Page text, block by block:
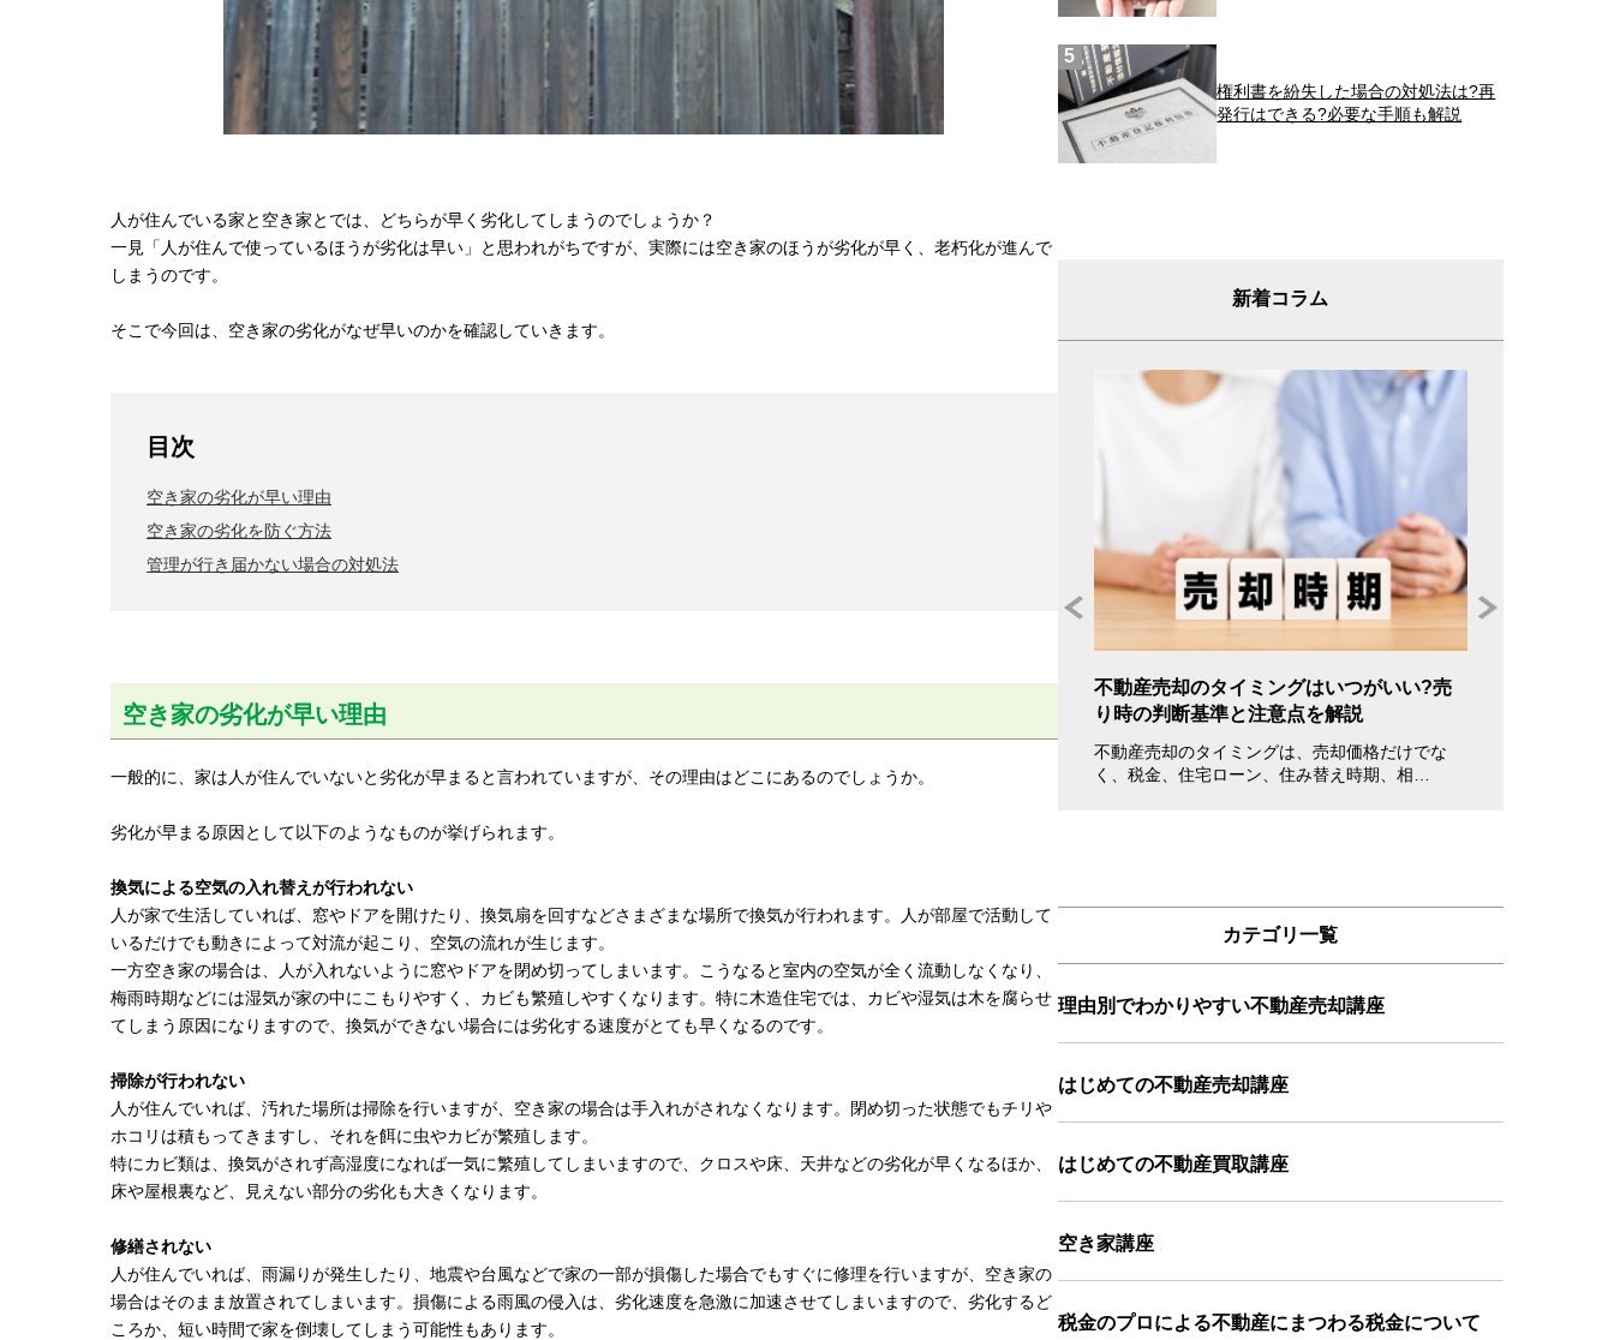
人が住んでいる家と空き家とでは、どちらが早く劣化してしまうのでしょうか？
一見「人が住んで使っているほうが劣化は早い」と思われがちですが、実際には空き家のほうが劣化が早く、老朽化が進んで
しまうのです。
そこで今回は、空き家の劣化がなぜ早いのかを確認していきます。
目次
空き家の劣化が早い理由
空き家の劣化を防ぐ方法
管理が行き届かない場合の対処法
空き家の劣化が早い理由
一般的に、家は人が住んでいないと劣化が早まると言われていますが、その理由はどこにあるのでしょうか。
劣化が早まる原因として以下のようなものが挙げられます。
換気による空気の入れ替えが行われない
人が家で生活していれば、窓やドアを開けたり、換気扇を回すなどさまざまな場所で換気が行われます。人が部屋で活動して
いるだけでも動きによって対流が起こり、空気の流れが生じます。
一方空き家の場合は、人が入れないように窓やドアを閉め切ってしまいます。こうなると室内の空気が全く流動しなくなり、
梅雨時期などには湿気が家の中にこもりやすく、カビも繁殖しやすくなります。特に木造住宅では、カビや湿気は木を腐らせ
てしまう原因になりますので、換気ができない場合には劣化する速度がとても早くなるのです。
掃除が行われない
人が住んでいれば、汚れた場所は掃除を行いますが、空き家の場合は手入れがされなくなります。閉め切った状態でもチリや
ホコリは積もってきますし、それを餌に虫やカビが繁殖します。
特にカビ類は、換気がされず高湿度になれば一気に繁殖してしまいますので、クロスや床、天井などの劣化が早くなるほか、
床や屋根裏など、見えない部分の劣化も大きくなります。
修繕されない
人が住んでいれば、雨漏りが発生したり、地震や台風などで家の一部が損傷した場合でもすぐに修理を行いますが、空き家の
場合はそのまま放置されてしまいます。損傷による雨風の侵入は、劣化速度を急激に加速させてしまいますので、劣化するど
ころか、短い時間で家を倒壊してしまう可能性もあります。
権利書を紛失した場合の対処法は?再
発行はできる?必要な手順も解説
新着コラム
度》人気おすすめ不動産ランキング
不動産売却のタイミングはいつがいい?売
り時の判断基準と注意点を解説
不動産売却のタイミングは、売却価格だけでな
く、税金、住宅ローン、住み替え時期、相…
カテゴリ一覧
理由別でわかりやすい不動産売却講座
はじめての不動産売却講座
はじめての不動産買取講座
空き家講座
税金のプロによる不動産にまつわる税金について